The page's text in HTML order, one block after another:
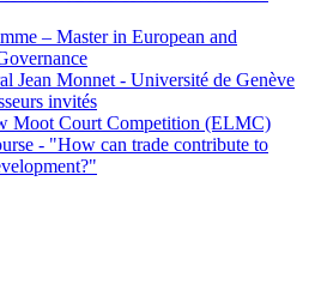
– Master in European and
Jean Monnet - Université de Genève
invités
Moot Court Competition (ELMC)
- "How can trade contribute to